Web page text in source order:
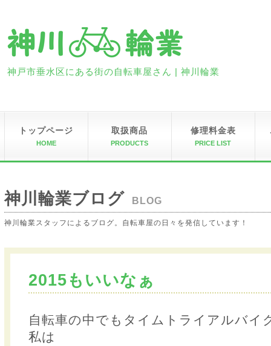
神戸市垂水区にある街の自転車屋さん | 神川輪業
トップページ
HOME
取扱商品
PRODUCTS
修理料金表
PRICE LIST
神川輪業ブログ BLOG
神川輪業スタッフによるブログ。自転車屋の日々を発信しています！
2015もいいなぁ
自転車の中でもタイムトライアルバイ
私は